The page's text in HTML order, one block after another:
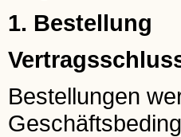
1. Bestellung
Bestellungen